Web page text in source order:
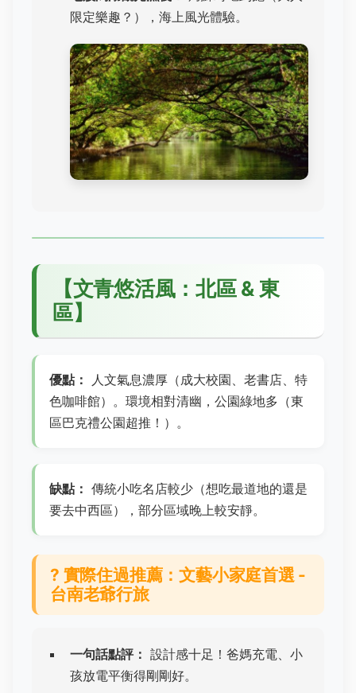
限定樂趣？），海上風光體驗。
【文青悠活風：北區 & 東
區】
優點：
人文氣息濃厚（成大校園、老書店、特
色咖啡館）。環境相對清幽，公園綠地多（東
區巴克禮公園超推！）。
缺點： 傳統小吃名店較少（想吃最道地的還是
要去中西區），部分區域晚上較安靜。
?️ 實際住過推薦：文藝小家庭首選 -
台南老爺行旅
一句話點評： 設計感十足！爸媽充電、小
孩放電平衡得剛剛好。